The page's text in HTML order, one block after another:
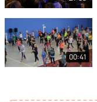
00:41